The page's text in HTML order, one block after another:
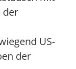
der
US-
der